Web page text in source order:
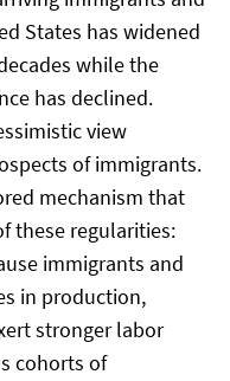
States has widened
while the
has declined.
view
of immigrants.
mechanism that
these regularities:
immigrants and
in production,
stronger labor
cohorts of